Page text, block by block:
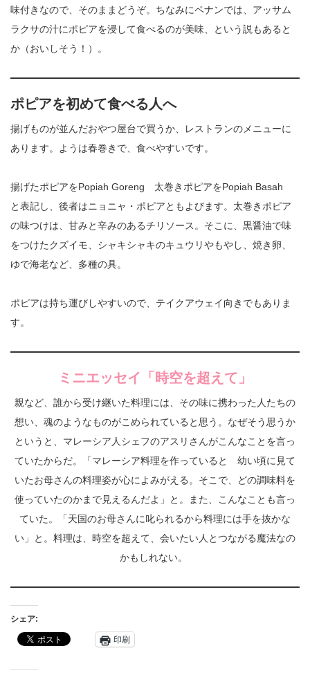
味付きなので、そのままどうぞ。ちなみにペナンでは、アッサム
ラクサの汁にポピアを浸して食べるのが美味、という説もあると
か（おいしそう！）。
ポピアを初めて食べる人へ
揚げものが並んだおやつ屋台で買うか、レストランのメニューに
あります。ようは春巻きで、食べやすいです。
揚げたポピアをPopiah Goreng 太巻きポピアをPopiah Basah
と表記し、後者はニョニャ・ポピアともよびます。太巻きポピア
の味つけは、甘みと辛みのあるチリソース。そこに、黒醤油で味
をつけたクズイモ、シャキシャキのキュウリやもやし、焼き卵、
ゆで海老など、多種の具。
ポピアは持ち運びしやすいので、テイクアウェイ向きでもありま
す。
ミニエッセイ「時空を超えて」
親など、誰から受け継いた料理には、その味に携わった人たちの
想い、魂のようなものがこめられていると思う。なぜそう思うか
というと、マレーシア人シェフのアスリさんがこんなことを言っ
ていたからだ。「マレーシア料理を作っていると 幼い頃に見て
いたお母さんの料理姿が心によみがえる。そこで、どの調味料を
使っていたのかまで見えるんだよ」と。また、こんなことも言っ
ていた。「天国のお母さんに叱られるから料理には手を抜かな
い」と。料理は、時空を超えて、会いたい人とつながる魔法なの
かもしれない。
シェア:
印刷